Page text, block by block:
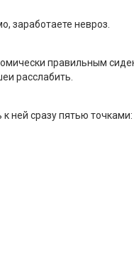
заработаете невроз.
правильным
расслабить.
ней сразу пятью точками: